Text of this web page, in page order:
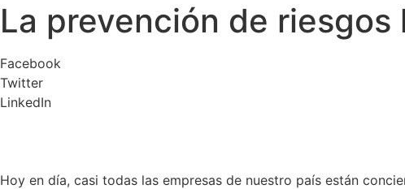
La prevención de
Facebook
Twitter
LinkedIn
Hoy en día, casi todas las empresas de nuestro país están